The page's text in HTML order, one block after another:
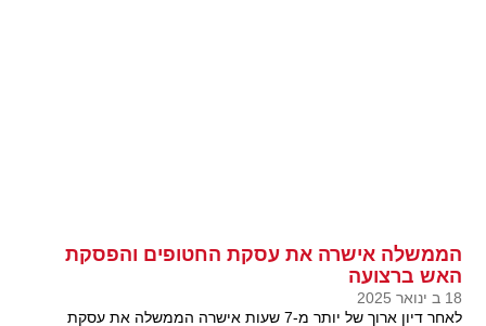
הממשלה אישרה את עסקת החטופים והפסקת
האש ברצועה
18 ב ינואר 2025
לאחר דיון ארוך של יותר מ-7 שעות אישרה הממשלה את עסקת